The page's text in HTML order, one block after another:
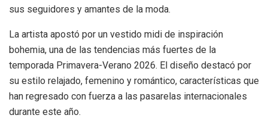
sus seguidores y amantes de la moda.
La artista apostó por un vestido midi de inspiración
bohemia, una de las tendencias más fuertes de la
temporada Primavera-Verano 2026. El diseño destacó por
su estilo relajado, femenino y romántico, características que
han regresado con fuerza a las pasarelas internacionales
durante este año.